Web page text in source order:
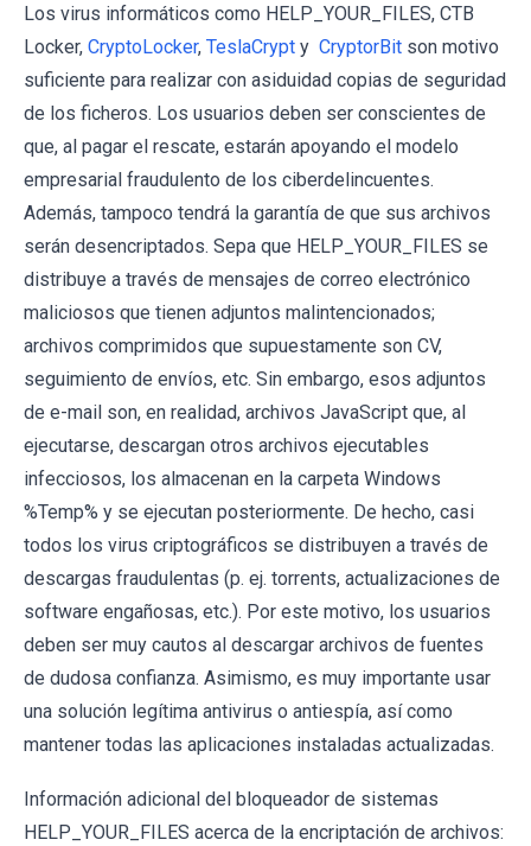
Los virus informáticos como HELP_YOUR_FILES, CTB
Locker, CryptoLocker, TeslaCrypt y CryptorBit son motivo
suficiente para realizar con asiduidad copias de seguridad
de los ficheros. Los usuarios deben ser conscientes de
que, al pagar el rescate, estarán apoyando el modelo
empresarial fraudulento de los ciberdelincuentes.
Además, tampoco tendrá la garantía de que sus archivos
serán desencriptados. Sepa que HELP_YOUR_FILES se
distribuye a través de mensajes de correo electrónico
maliciosos que tienen adjuntos malintencionados;
archivos comprimidos que supuestamente son CV,
seguimiento de envíos, etc. Sin embargo, esos adjuntos
de e-mail son, en realidad, archivos JavaScript que, al
ejecutarse, descargan otros archivos ejecutables
infecciosos, los almacenan en la carpeta Windows
%Temp% y se ejecutan posteriormente. De hecho, casi
todos los virus criptográficos se distribuyen a través de
descargas fraudulentas (p. ej. torrents, actualizaciones de
software engañosas, etc.). Por este motivo, los usuarios
deben ser muy cautos al descargar archivos de fuentes
de dudosa confianza. Asimismo, es muy importante usar
una solución legítima antivirus o antiespía, así como
mantener todas las aplicaciones instaladas actualizadas.
Información adicional del bloqueador de sistemas
HELP_YOUR_FILES acerca de la encriptación de archivos: